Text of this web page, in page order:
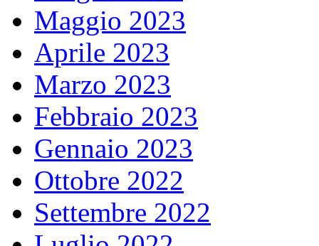
Maggio 2023
Aprile 2023
Marzo 2023
Febbraio 2023
Gennaio 2023
Ottobre 2022
Settembre 2022